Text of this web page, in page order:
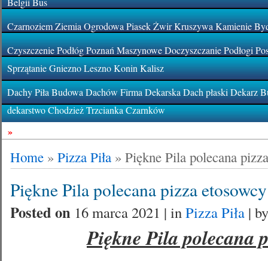
Czarnoziem Ziemia Ogrodowa Piasek Żwir Kruszywa Kamienie
Czyszczenie Podłóg Poznań Maszynowe Doczyszczanie Podłogi
Sprzątanie Gniezno Leszno Konin Kalisz
Dachy Piła Budowa Dachów Firma Dekarska Dach płaski Dekarz
dekarstwo Chodzież Trzcianka Czarnków
»
Home »Pizza Piła»Piękne Pila polecana
Piękne Pila polecana pizza etosowcy
Posted on 16 marca 2021 | inPizza Piła |
Piękne Pila polecana